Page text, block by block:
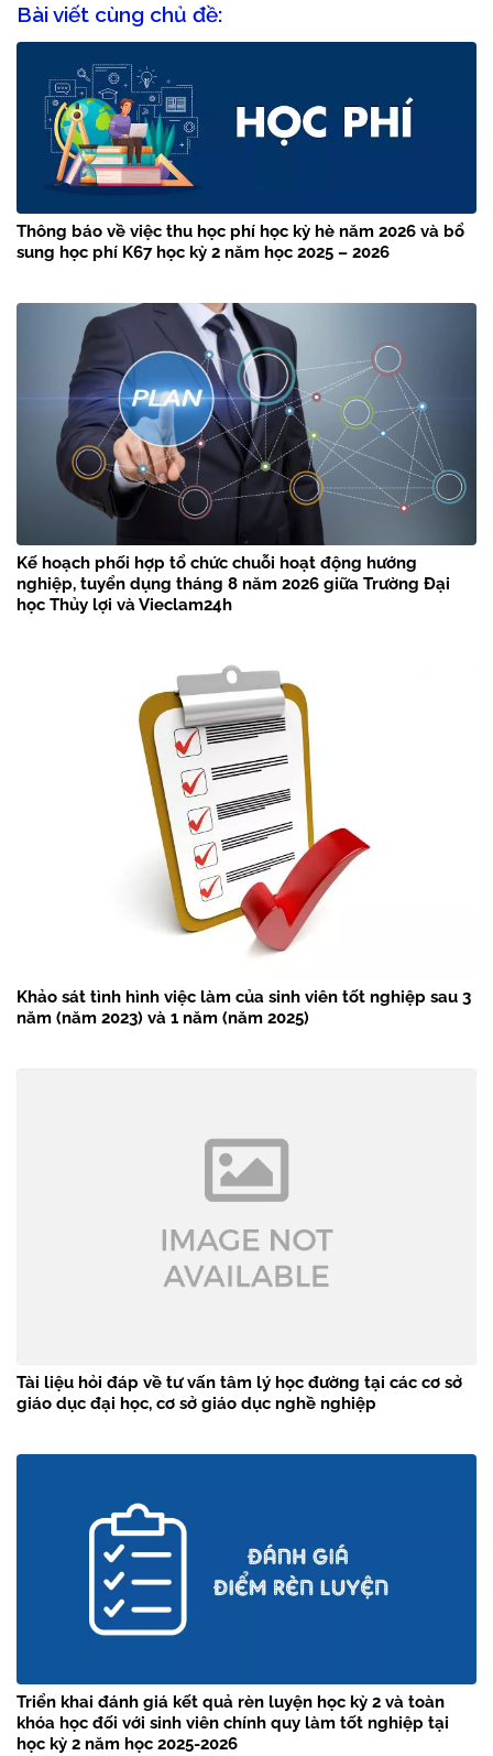
Bài viết cùng chủ đề:
Thông báo về việc thu học phí học kỳ hè năm 2026 và bổ
sung học phí K67 học kỳ 2 năm học 2025 – 2026
Kế hoạch phối hợp tổ chức chuỗi hoạt động hướng
nghiệp, tuyển dụng tháng 8 năm 2026 giữa Trường Đại
học Thủy lợi và Vieclam24h
Khảo sát tình hình việc làm của sinh viên tốt nghiệp sau 3
năm (năm 2023) và 1 năm (năm 2025)
Tài liệu hỏi đáp về tư vấn tâm lý học đường tại các cơ sở
giáo dục đại học, cơ sở giáo dục nghề nghiệp
Triển khai đánh giá kết quả rèn luyện học kỳ 2 và toàn
khóa học đối với sinh viên chính quy làm tốt nghiệp tại
học kỳ 2 năm học 2025-2026